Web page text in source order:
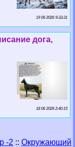
19 06 2026 9:33:31
дога,
18 06 2026 2:40:15
-2 :: Окружающий